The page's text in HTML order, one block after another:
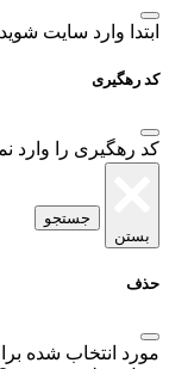
سایت شوید
وارد نمایید :
شده برای همیشه